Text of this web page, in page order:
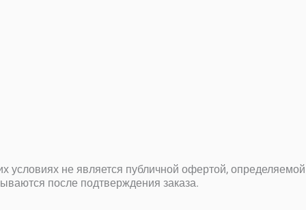
условиях не является публичной офертой, определяемой
после подтверждения заказа.